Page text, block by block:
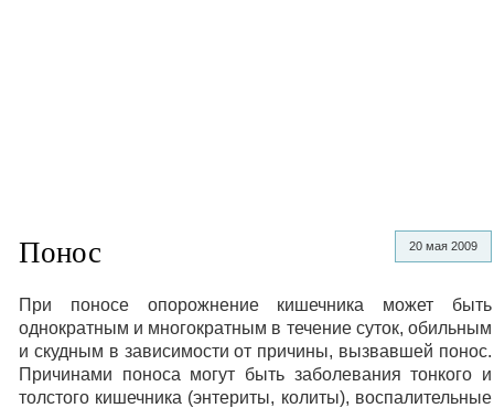
20 мая 2009
Понос
При поносе опорожнение кишечника может быть
однократным и многократным в течение суток, обильным
и скудным в зависимости от причины, вызвавшей понос.
Причинами поноса могут быть заболевания тонкого и
толстого кишечника (энтериты, колиты), воспалительные